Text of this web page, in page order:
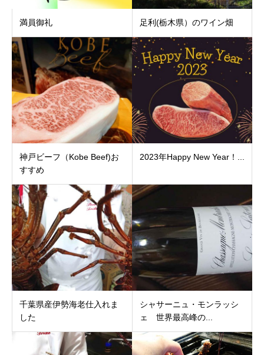
満員御礼 足利(栃木県）のワイン畑
神戸ビーフ（Kobe Beef)お
すすめ
2023年Happy New Year！...
千葉県産伊勢海老仕入れま
した
シャサーニュ・モンラッシ
ェ 世界最高峰の...